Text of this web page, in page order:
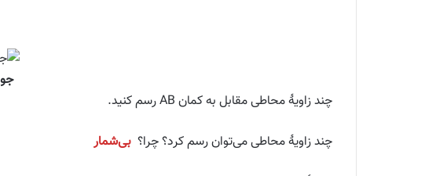
جواب
چند زاویهٔ محاطی مقابل به کمان AB رسم کنید.
چند زاویهٔ محاطی می‌توان رسم کرد؟ چرا؟ بی‌شمار